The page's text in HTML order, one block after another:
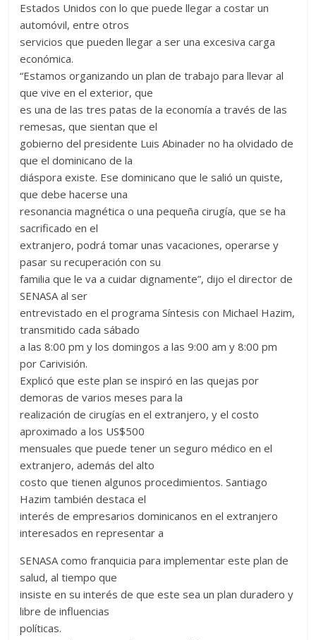
Estados Unidos con lo que puede llegar a costar un
automóvil, entre otros
servicios que pueden llegar a ser una excesiva carga
económica.
“Estamos organizando un plan de trabajo para llevar al
que vive en el exterior, que
es una de las tres patas de la economía a través de las
remesas, que sientan que el
gobierno del presidente Luis Abinader no ha olvidado de
que el dominicano de la
diáspora existe. Ese dominicano que le salió un quiste,
que debe hacerse una
resonancia magnética o una pequeña cirugía, que se ha
sacrificado en el
extranjero, podrá tomar unas vacaciones, operarse y
pasar su recuperación con su
familia que le va a cuidar dignamente”, dijo el director de
SENASA al ser
entrevistado en el programa Síntesis con Michael Hazim,
transmitido cada sábado
a las 8:00 pm y los domingos a las 9:00 am y 8:00 pm
por Carivisión.
Explicó que este plan se inspiró en las quejas por
demoras de varios meses para la
realización de cirugías en el extranjero, y el costo
aproximado a los US$500
mensuales que puede tener un seguro médico en el
extranjero, además del alto
costo que tienen algunos procedimientos. Santiago
Hazim también destaca el
interés de empresarios dominicanos en el extranjero
interesados en representar a
SENASA como franquicia para implementar este plan de
salud, al tiempo que
insiste en su interés de que este sea un plan duradero y
libre de influencias
políticas.